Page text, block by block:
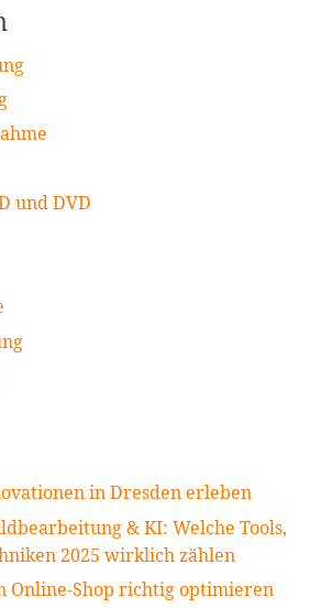
und DVD
in Dresden erleben
& KI: Welche Tools,
2025 wirklich zählen
Online-Shop richtig optimieren